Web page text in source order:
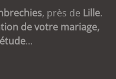
, près de Lille.
de votre mariage,
...